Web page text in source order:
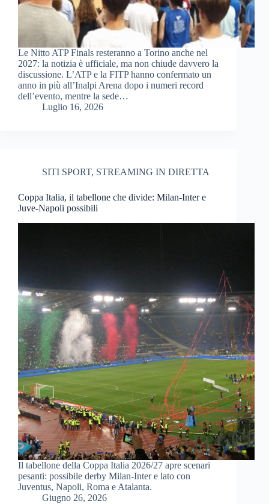
Le Nitto ATP Finals resteranno a Torino anche nel
2027: la notizia è ufficiale, ma non chiude davvero la
discussione. L’ATP e la FITP hanno confermato un
anno in più all’Inalpi Arena dopo i numeri record
dell’evento, mentre la sede…
Luglio 16, 2026
SITI SPORT, STREAMING IN DIRETTA
Coppa Italia, il tabellone che divide: Milan-Inter e
Juve-Napoli possibili
Il tabellone della Coppa Italia 2026/27 apre scenari
pesanti: possibile derby Milan-Inter e lato con
Juventus, Napoli, Roma e Atalanta.
Giugno 26, 2026